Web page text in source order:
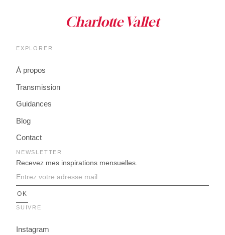
EXPLORER
À propos
Transmission
Guidances
Blog
Contact
NEWSLETTER
Recevez mes inspirations mensuelles.
SUIVRE
Instagram